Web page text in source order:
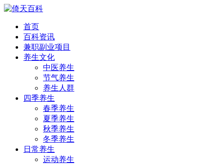
首页
百科资讯
兼职副业项目
养生文化
中医养生
节气养生
养生人群
四季养生
春季养生
夏季养生
秋季养生
冬季养生
日常养生
运动养生